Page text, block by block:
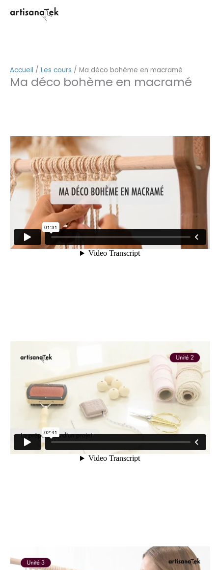
Accueil / Les cours / Ma déco bohème en macramé
Ma déco bohème en macramé
de
Ma